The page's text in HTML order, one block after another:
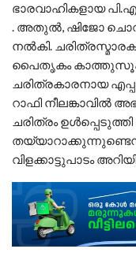
ഭാരവാഹികളായ
. അതുൽ, ഷിജോ
നൽകി.
പൈതൃകം
ചരിത്രകാരനായ
റാഫി നീലങ്കാവിൽ
ചരിത്രം
വിളക്കാട്ടുപാടം